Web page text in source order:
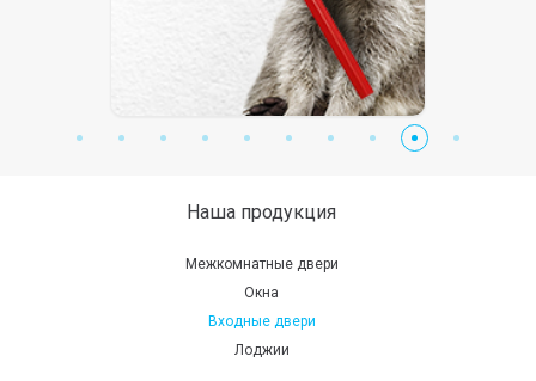
Наша продукция
Межкомнатные двери
Окна
Входные двери
Лоджии